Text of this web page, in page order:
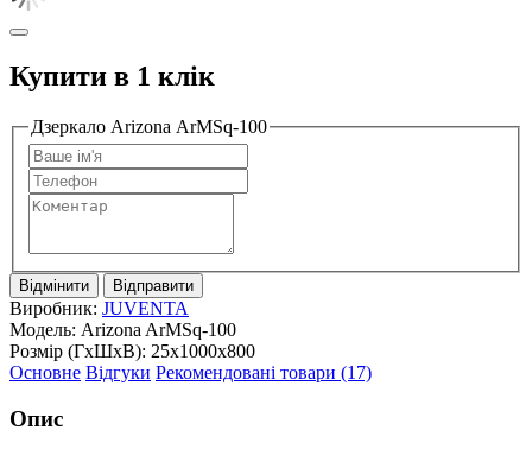
Купити в 1 клік
Дзеркало Arizona ArMSq-100
Відмінити Відправити
Виробник: JUVENTA
Модель: Arizona ArMSq-100
Розмір (ГxШxВ): 25x1000x800
Основне Відгуки Рекомендовані товари (17)
Опис